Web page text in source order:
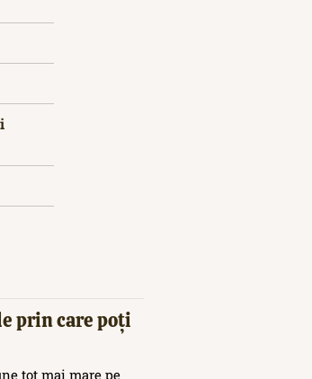
prin care poți
tot mai mare pe